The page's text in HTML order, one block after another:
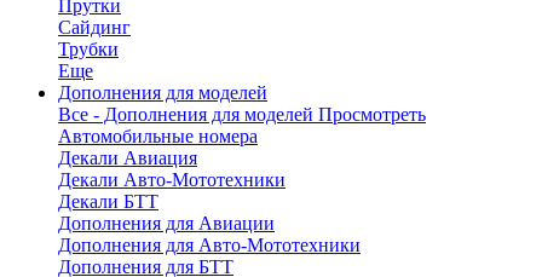
Прутки
Сайдинг
Трубки
Еще
Дополнения для моделей
Все - Дополнения для моделей Просмотреть
Автомобильные номера
Декали Авиация
Декали Авто-Мототехники
Декали БТТ
Дополнения для Авиации
Дополнения для Авто-Мототехники
Дополнения для БТТ